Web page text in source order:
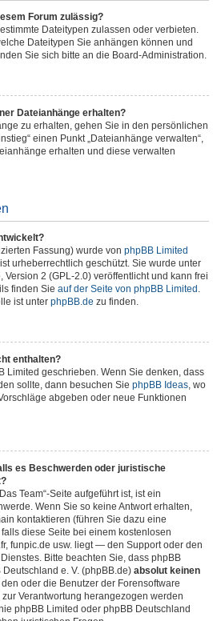
Forum zulässig?
Dateitypen zulassen oder verbieten.
Dateitypen Sie anhängen können und
Sie sich bitte an die Board-Administration.
Dateianhänge erhalten?
zu erhalten, gehen Sie in den persönlichen
einen Punkt „Dateianhänge verwalten“,
erhalten und diese verwalten
Fassung) wurde von phpBB Limited
urheberrechtlich geschützt. Sie wurde unter
2 (GPL-2.0) veröffentlicht und kann frei
finden Sie auf der Seite von phpBB Limited .
ist unter phpBB.de zu finden.
enthalten?
Limited geschrieben. Wenn Sie denken, dass
sollte, dann besuchen Sie phpBB Ideas, wo
abgeben oder neue Funktionen
es Beschwerden oder juristische
Team“-Seite aufgeführt ist, ist ein
Wenn Sie so keine Antwort erhalten,
kontaktieren (führen Sie dazu eine
diese Seite bei einem kostenlosen
funpic.de usw. liegt — den Support oder den
Bitte beachten Sie, dass phpBB
e. V. (phpBB.de) absolut keinen
oder die Benutzer der Forensoftware
Verantwortung herangezogen werden
phpBB Limited oder phpBB Deutschland